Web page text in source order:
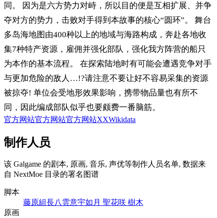
同。 因为是六方势力对峙，所以目的便是互相扩展、并争
夺对方的势力，击败对手得到本故事的核心“圆环”。 舞台
多岛海地图由400种以上的地域与海路构成，奔赴各地收
集7种特产资源，雇佣并强化部队，强化我方阵营的船只
为本作的基本流程。 在探索陆地时有可能会遭遇竞争对手
与更加危险的敌人…!?请注意不要让好不容易采集的资源
被掠夺! 单位会受地形效果影响，携带物品量也有所不
同，因此编成部队似乎也要颇费一番脑筋。
官方网站官方网站官方网站XXWikidata
制作人员
该 Galgame 的剧本, 原画, 音乐, 声优等制作人员名单, 数据来
自 NextMoe 目录的署名图谱
脚本
藤原組長八雲意宇如月 聖花咲 樹木
原画